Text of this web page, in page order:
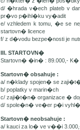
d/ �hrada v�ech plateb v
pr�vo p�ihl�ku vy�adit
e/ vzhledem k tomu, �e se
startovn� licence
f/ z d�vodu bezpe�nosti je
III. STARTOVN�
Startovn� �in� : 89.000,-
Startovn� obsahuje :
a/ n�klady spojen� se
b/ poplatky v marin�ch
c/ zaji�t�n� organizace �
d/ spole�n� ve�er p�i
Startovn� neobsahuje :
a/ kauci za lo� ve v��i